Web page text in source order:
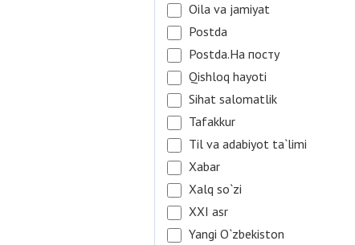
Oila va jamiyat
Postda
Postda.На посту
Qishloq hayoti
Sihat salomatlik
Tafakkur
Til va adabiyot ta`limi
Xabar
Xalq so`zi
XXI asr
Yangi O`zbekiston